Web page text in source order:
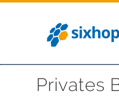
Zum
Privates